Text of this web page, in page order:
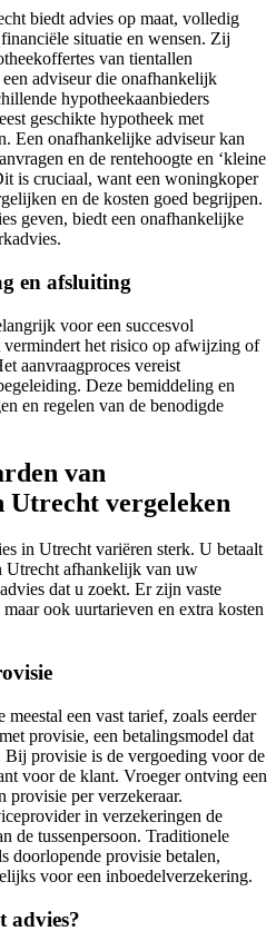
biedt advies op maat, volledig
situatie en wensen. Zij
van tientallen
adviseur die onafhankelijk
hypotheekaanbieders
geschikte hypotheek met
Een onafhankelijke adviseur kan
en de rentehoogte en ‘kleine
is cruciaal, want een woningkoper
en de kosten goed begrijpen.
geven, biedt een onafhankelijke
en afsluiting
voor een succesvol
vermindert het risico op afwijzing of
aanvraagproces vereist
Deze bemiddeling en
en regelen van de benodigde
van
Utrecht vergeleken
in Utrecht variëren sterk. U betaalt
Utrecht afhankelijk van uw
dat u zoekt. Er zijn vaste
ook uurtarieven en extra kosten
een vast tarief, zoals eerder
provisie, een betalingsmodel dat
provisie is de vergoeding voor de
voor de klant. Vroeger ontving een
provisie per verzekeraar.
in verzekeringen de
de tussenpersoon. Traditionele
doorlopende provisie betalen,
voor een inboedelverzekering.
advies?